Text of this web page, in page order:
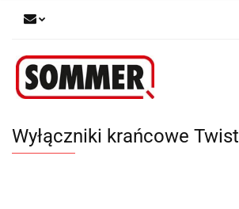
Wyłączniki krańcowe Twist